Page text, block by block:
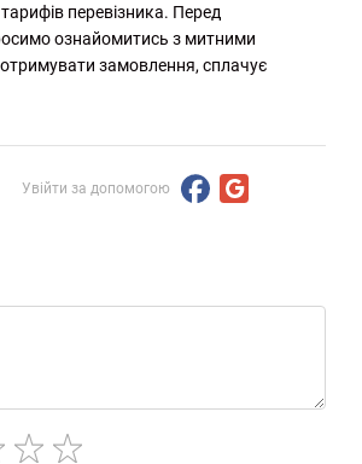
перевізника. Перед
ознайомитись з митними
замовлення, сплачує
Увійти за допомогою